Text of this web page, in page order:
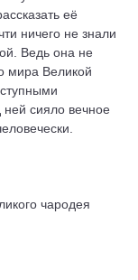
её
ничего не знали
Ведь она не
мира Великой
ней сияло вечное
чародея